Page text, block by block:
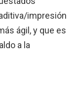
impresión
ágil, y que es
a la